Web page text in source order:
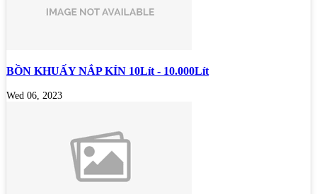
BỒN KHUẤY NẮP KÍN 10Lít - 10.000Lít
Wed 06, 2023